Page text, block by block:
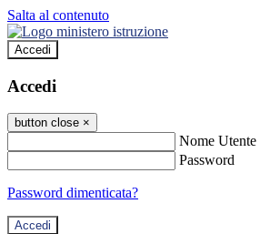
Salta al contenuto
Accedi
Accedi
button close ×
Nome Utente
Password
Password dimenticata?